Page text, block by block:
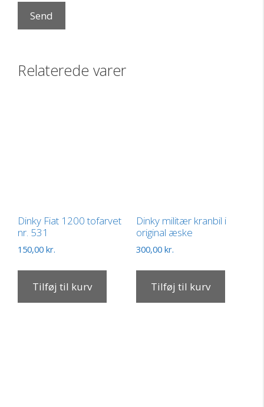
Relaterede varer
Dinky Fiat 1200 tofarvet
nr. 531
150,00 kr.
Tilføj til kurv
Dinky militær kranbil i
original æske
300,00 kr.
Tilføj til kurv